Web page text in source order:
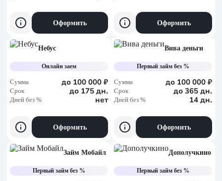
Оформить Оформить
Небус
Онлайн заем
Сумма до 100 000 ₽
Срок до 175 дн.
Дней без % нет
Оформить
Вива деньги
Первый займ без %
Сумма до 100 000 ₽
Срок до 365 дн.
Дней без % 14 дн.
Оформить
Займ Мобайл
Первый займ без %
Дополучкино
Первый займ без %